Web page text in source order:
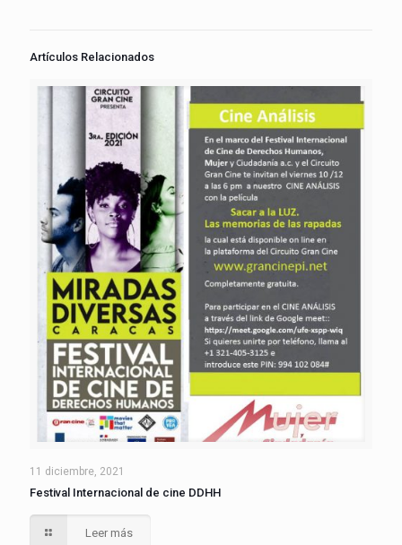
Artículos Relacionados
11 diciembre, 2021
Festival Internacional de cine DDHH
Leer más